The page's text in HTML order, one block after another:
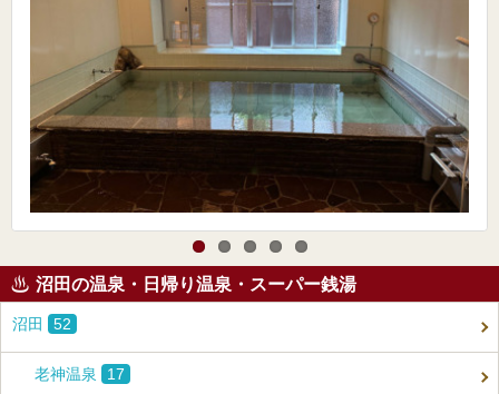
沼田の温泉・日帰り温泉・スーパー銭湯
沼田 52
老神温泉 17